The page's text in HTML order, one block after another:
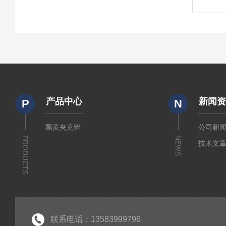
P
PRODUCTS
产品中心
黑黄夹克管
N
NEWS
新闻
公司新
技术文
联系电话：13583999796